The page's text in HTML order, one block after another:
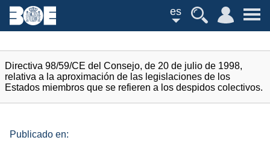
es
Directiva 98/59/CE del Consejo, de 20 de julio de 1998,
relativa a la aproximación de las legislaciones de los
Estados miembros que se refieren a los despidos colectivos.
Publicado en: